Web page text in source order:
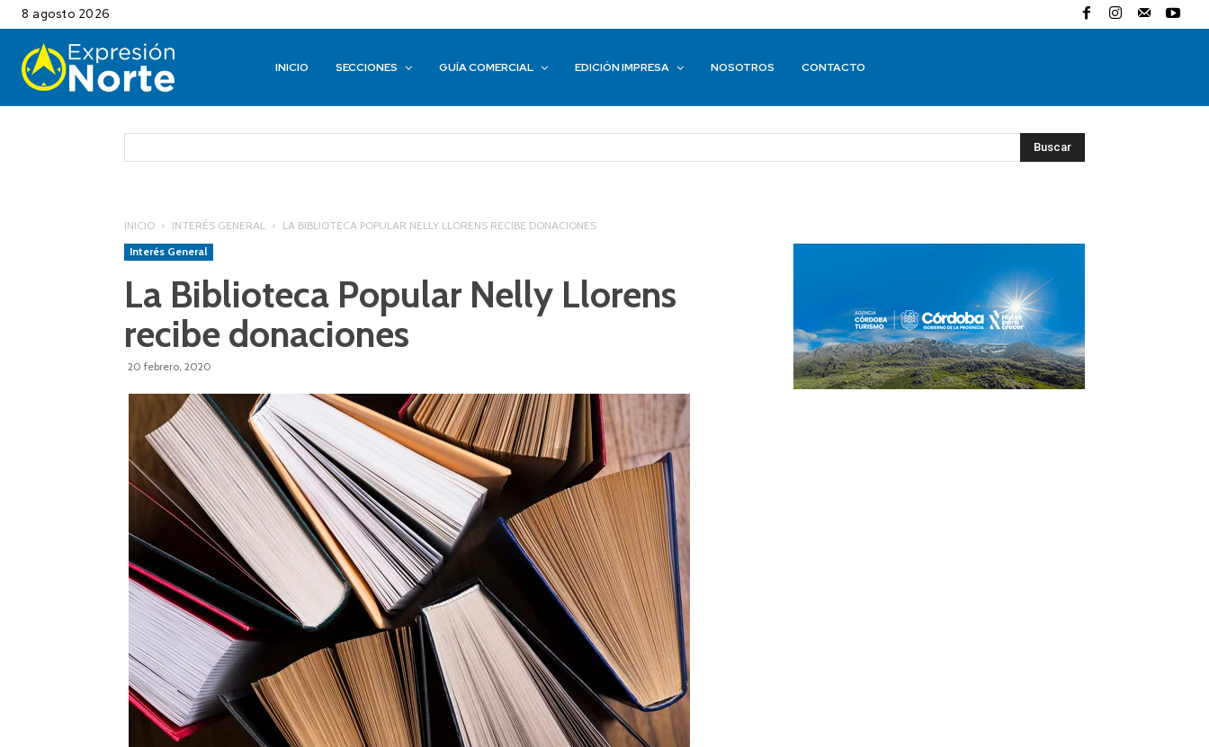
8 agosto 2026
INICIO SECCIONES GUÍA COMERCIAL EDICIÓN IMPRESA NOSOTROS CONTACTO
Buscar
INICIO INTERÉS GENERAL
LA BIBLIOTECA POPULAR NELLY LLORENS RECIBE DONACIONES
Interés General
La Biblioteca Popular Nelly Llorens
recibe donaciones
20 febrero, 2020